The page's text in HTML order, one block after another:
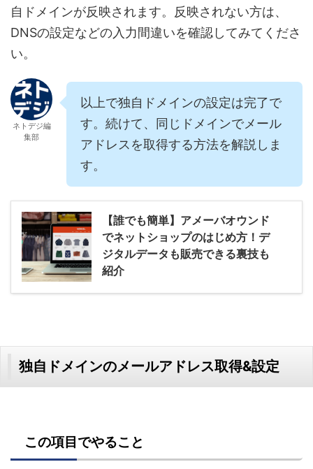
自ドメインが反映されます。反映されない方は、
DNSの設定などの入力間違いを確認してみてくださ
い。
ネトデジ編
集部
以上で独自ドメインの設定は完了で
す。続けて、同じドメインでメール
アドレスを取得する方法を解説しま
す。
【誰でも簡単】アメーバオウンド
でネットショップのはじめ方！デ
ジタルデータも販売できる裏技も
紹介
独自ドメインのメールアドレス取得&設定
この項目でやること